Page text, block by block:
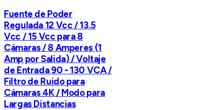
Fuente de Poder
Regulada 12 Vcc / 13.5
Vcc / 15 Vcc para 8
Cámaras / 8 Amperes (1
Amp por Salida) / Voltaje
de Entrada 90 - 130 VCA /
Filtro de Ruido para
Cámaras 4K / Modo para
Largas Distancias